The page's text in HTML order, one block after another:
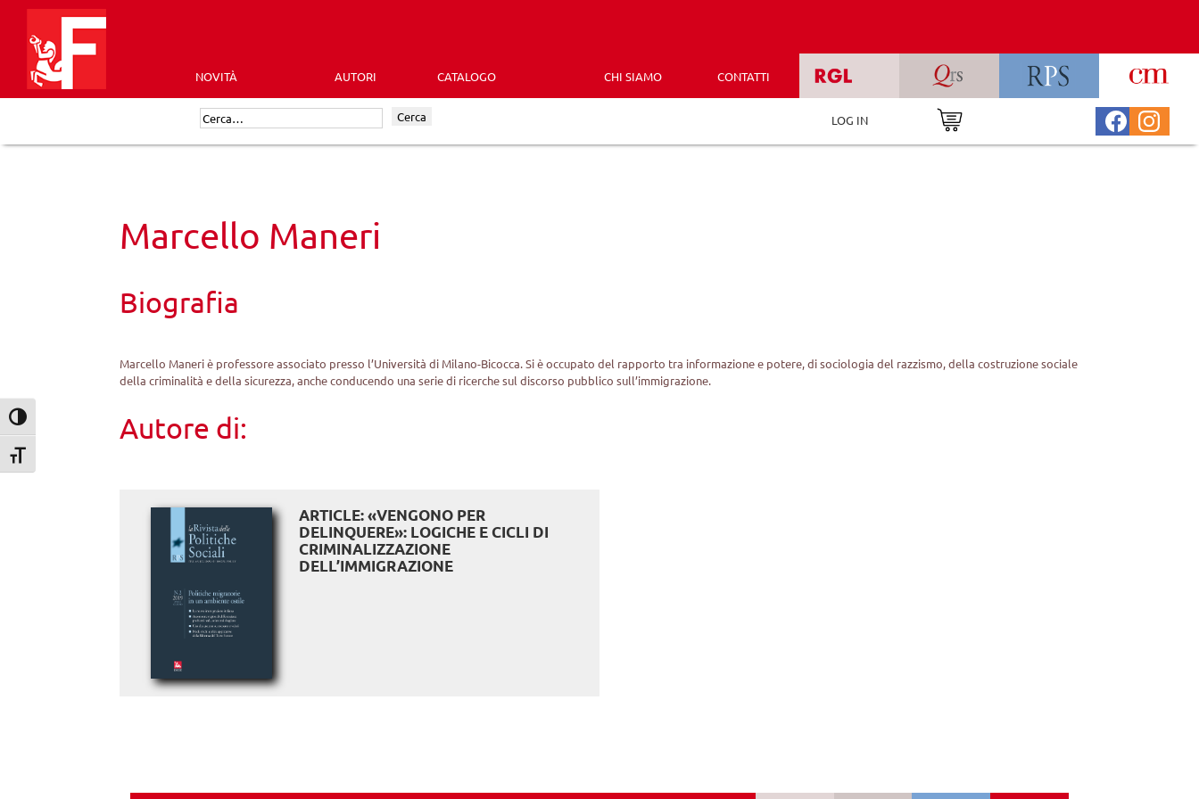
Attiva/disattiva alto contrasto
Attiva/disattiva dimensione testo
content
Futura
Editrice
NOVITÀ AUTORI CATALOGO CHI SIAMO CONTATTI
Cerca: Cerca LOG IN
Marcello Maneri
Biografia
Marcello Maneri è professore associato presso l’Università di Milano-Bicocca. Si è occupato del rapporto tra informazione e potere, di sociologia del razzismo, della costruzione sociale
della criminalità e della sicurezza, anche conducendo una serie di ricerche sul discorso pubblico sull’immigrazione.
Autore di:
ARTICLE: «VENGONO PER
DELINQUERE»: LOGICHE E CICLI DI
CRIMINALIZZAZIONE
DELL’IMMIGRAZIONE